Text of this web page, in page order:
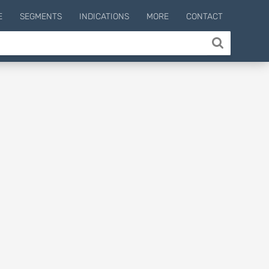
SEGMENTS INDICATIONS MORE CONTACT